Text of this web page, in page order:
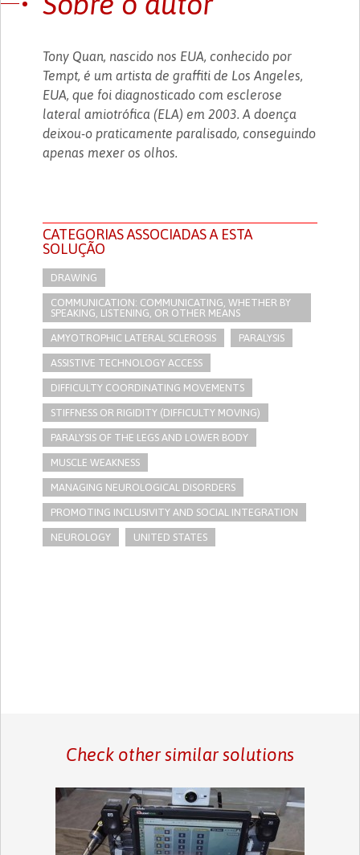
Tony Quan, nascido nos EUA, conhecido por
Tempt, é um artista de graffiti de Los Angeles,
EUA, que foi diagnosticado com esclerose
lateral amiotrófica (ELA) em 2003. A doença
deixou-o praticamente paralisado, conseguindo
apenas mexer os olhos.
CATEGORIAS ASSOCIADAS A ESTA
SOLUÇÃO
DRAWING
COMMUNICATION: COMMUNICATING, WHETHER BY
SPEAKING, LISTENING, OR OTHER MEANS
AMYOTROPHIC LATERAL SCLEROSIS PARALYSIS
ASSISTIVE TECHNOLOGY ACCESS
DIFFICULTY COORDINATING MOVEMENTS
STIFFNESS OR RIGIDITY (DIFFICULTY MOVING)
PARALYSIS OF THE LEGS AND LOWER BODY
MUSCLE WEAKNESS
MANAGING NEUROLOGICAL DISORDERS
PROMOTING INCLUSIVITY AND SOCIAL INTEGRATION
NEUROLOGY UNITED STATES
Check other similar solutions